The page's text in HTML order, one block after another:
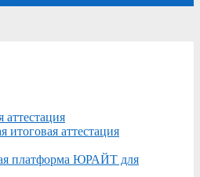
итоговая аттестация
платформа ЮРАЙТ для